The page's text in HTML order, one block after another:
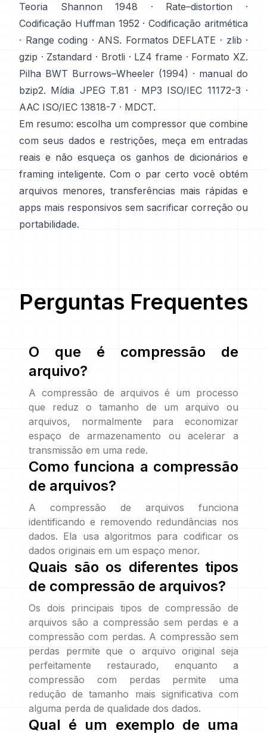
Teoria
Shannon 1948 · Rate–distortion
·
Codificação Huffman 1952 · Codificação aritmética
· Range coding · ANS. Formatos DEFLATE · zlib ·
gzip · Zstandard · Brotli · LZ4 frame · Formato XZ.
Pilha BWT Burrows–Wheeler (1994) · manual do
bzip2. Mídia JPEG T.81 · MP3 ISO/IEC 11172-3 ·
AAC ISO/IEC 13818-7 · MDCT.
Em resumo: escolha um compressor que combine
com seus dados e restrições, meça em entradas
reais e não esqueça os ganhos de dicionários e
framing inteligente. Com o par certo você obtém
arquivos menores, transferências mais rápidas e
apps mais responsivos sem sacrificar correção ou
portabilidade.
Perguntas Frequentes
O que é compressão de
arquivo?
A compressão de arquivos é um processo
que reduz o tamanho de um arquivo ou
arquivos, normalmente para economizar
espaço de armazenamento ou acelerar a
transmissão em uma rede.
Como funciona a compressão
de arquivos?
A compressão de arquivos funciona
identificando e removendo redundâncias nos
dados. Ela usa algoritmos para codificar os
dados originais em um espaço menor.
Quais são os diferentes tipos
de compressão de arquivos?
Os dois principais tipos de compressão de
arquivos são a compressão sem perdas e a
compressão com perdas. A compressão sem
perdas permite que o arquivo original seja
perfeitamente restaurado, enquanto a
compressão com perdas permite uma
redução de tamanho mais significativa com
alguma perda de qualidade dos dados.
Qual é um exemplo de uma